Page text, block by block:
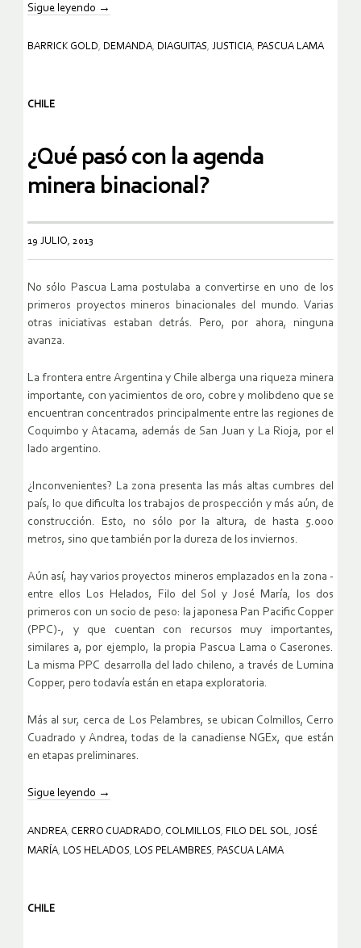
Sigue leyendo →
BARRICK GOLD, DEMANDA, DIAGUITAS, JUSTICIA, PASCUA LAMA
CHILE
¿Qué pasó con la agenda
minera binacional?
19 JULIO, 2013
No sólo Pascua Lama postulaba a convertirse en uno de los
primeros proyectos mineros binacionales del mundo. Varias
otras iniciativas estaban detrás. Pero, por ahora, ninguna
avanza.
La frontera entre Argentina y Chile alberga una riqueza minera
importante, con yacimientos de oro, cobre y molibdeno que se
encuentran concentrados principalmente entre las regiones de
Coquimbo y Atacama, además de San Juan y La Rioja, por el
lado argentino.
¿Inconvenientes? La zona presenta las más altas cumbres del
país, lo que dificulta los trabajos de prospección y más aún, de
construcción. Esto, no sólo por la altura, de hasta 5.000
metros, sino que también por la dureza de los inviernos.
Aún así, hay varios proyectos mineros emplazados en la zona -
entre ellos Los Helados, Filo del Sol y José María, los dos
primeros con un socio de peso: la japonesa Pan Pacific Copper
(PPC)-, y que cuentan con recursos muy importantes,
similares a, por ejemplo, la propia Pascua Lama o Caserones.
La misma PPC desarrolla del lado chileno, a través de Lumina
Copper, pero todavía están en etapa exploratoria.
Más al sur, cerca de Los Pelambres, se ubican Colmillos, Cerro
Cuadrado y Andrea, todas de la canadiense NGEx, que están
en etapas preliminares.
Sigue leyendo →
ANDREA CERRO CUADRADO COLMILLOS FILO DEL SOL
JOSÉ
MARÍA
LOS HELADOS LOS PELAMBRES PASCUA LAMA
CHILE